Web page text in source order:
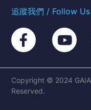
追蹤我們 / Follow Us
Copyright © 2024
Reserved.